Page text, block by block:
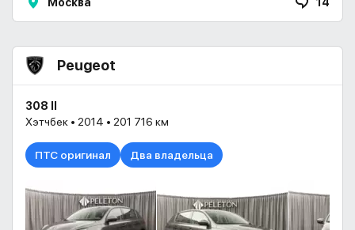
Peugeot
308 II
Хэтчбек • 2014 • 201 716 км
ПТС оригинал Два владельца